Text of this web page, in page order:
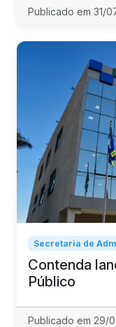
Publicado em 31/
Secretaria de
Contenda
Público
Publicado em 29/